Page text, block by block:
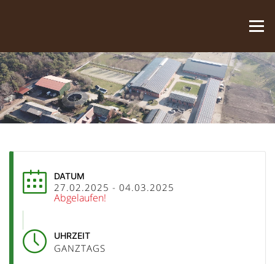
Menü
DATUM
27.02.2025 - 04.03.2025
Abgelaufen!
UHRZEIT
GANZTAGS